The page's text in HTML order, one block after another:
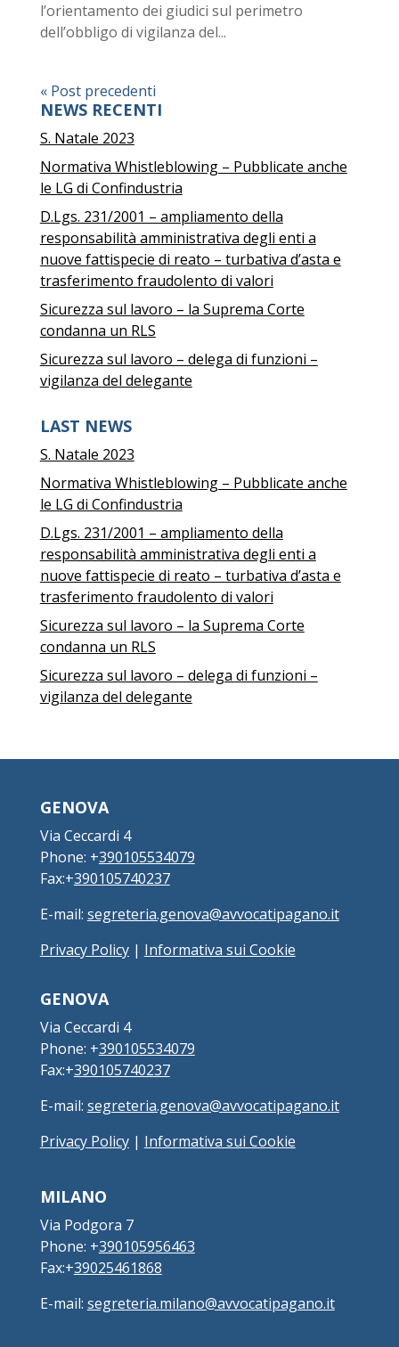
l’orientamento dei giudici sul perimetro
dell’obbligo di vigilanza del...
« Post precedenti
NEWS RECENTI
S. Natale 2023
Normativa Whistleblowing – Pubblicate anche
le LG di Confindustria
D.Lgs. 231/2001 – ampliamento della
responsabilità amministrativa degli enti a
nuove fattispecie di reato – turbativa d’asta e
trasferimento fraudolento di valori
Sicurezza sul lavoro – la Suprema Corte
condanna un RLS
Sicurezza sul lavoro – delega di funzioni –
vigilanza del delegante
LAST NEWS
S. Natale 2023
Normativa Whistleblowing – Pubblicate anche
le LG di Confindustria
D.Lgs. 231/2001 – ampliamento della
responsabilità amministrativa degli enti a
nuove fattispecie di reato – turbativa d’asta e
trasferimento fraudolento di valori
Sicurezza sul lavoro – la Suprema Corte
condanna un RLS
Sicurezza sul lavoro – delega di funzioni –
vigilanza del delegante
GENOVA
Via Ceccardi 4
Phone: +390105534079
Fax:+390105740237
E-mail: segreteria.genova@avvocatipagano.it
Privacy Policy| Informativa sui Cookie
GENOVA
Via Ceccardi 4
Phone: +390105534079
Fax:+390105740237
E-mail: segreteria.genova@avvocatipagano.it
Privacy Policy| Informativa sui Cookie
MILANO
Via Podgora 7
Phone: +390105956463
Fax:+39025461868
E-mail: segreteria.milano@avvocatipagano.it